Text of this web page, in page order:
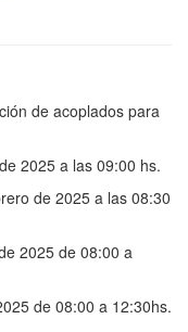
de acoplados para
2025 a las 09:00 hs.
de 2025 a las 08:30
2025 de 08:00 a
de 08:00 a 12:30hs.